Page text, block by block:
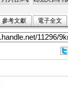
參考文獻 電子全文